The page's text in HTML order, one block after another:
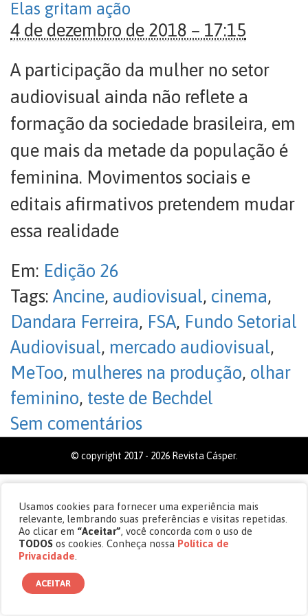
Elas gritam ação
4 de dezembro de 2018 – 17:15
A participação da mulher no setor
audiovisual ainda não reflete a
formação da sociedade brasileira, em
que mais da metade da população é
feminina. Movimentos sociais e
editais afirmativos pretendem mudar
essa realidade
Em: Edição 26
Tags: Ancine, audiovisual, cinema,
Dandara Ferreira, FSA, Fundo Setorial
Audiovisual, mercado audiovisual,
MeToo, mulheres na produção, olhar
feminino, teste de Bechdel
Sem comentários
© copyright 2017 - 2026 Revista Cásper.
Usamos cookies para fornecer uma experiência mais
relevante, lembrando suas preferências e visitas repetidas.
Ao clicar em “Aceitar”, você concorda com o uso de
TODOS os cookies. Conheça nossa Política de
Privacidade
ACEITAR